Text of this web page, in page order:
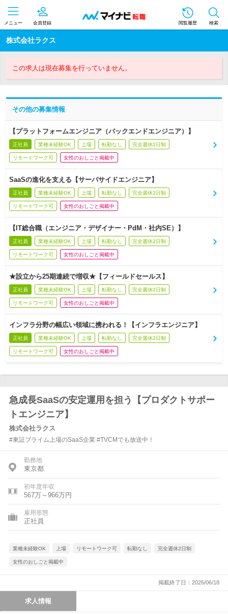
メニュー 会員登録 閲覧履歴 検索
株式会社ラクス
この求人は現在募集を行っていません。
その他の募集情報
【プラットフォームエンジニア（バックエンドエンジニア）】
正社員 業種未経験OK 上場 転勤なし 完全週休2日制
リモートワーク可 女性のおしごと掲載中
SaaSの進化を支える【サーバサイドエンジニア】
正社員 業種未経験OK 上場 転勤なし 完全週休2日制
リモートワーク可 女性のおしごと掲載中
【IT総合職（エンジニア・デザイナー・PdM・社内SE）】
正社員 業種未経験OK 上場 転勤なし 完全週休2日制
リモートワーク可 女性のおしごと掲載中
★設立から25期連続で増収★【フィールドセールス】
正社員 業種未経験OK 上場 転勤なし 完全週休2日制
リモートワーク可 女性のおしごと掲載中
インフラ分野の幅広い領域に携われる！【インフラエンジニア】
正社員 業種未経験OK 上場 転勤なし 完全週休2日制
リモートワーク可 女性のおしごと掲載中
急成長SaaSの安定運用を担う【プロダクトサポー
トエンジニア】
株式会社ラクス
#東証プライム上場のSaaS企業 #TVCMでも放送中！
勤務地
東京都
初年度年収
567万～966万円
雇用形態
正社員
業種未経験OK 上場 リモートワーク可 転勤なし 完全週休2日制
女性のおしごと掲載中
掲載終了日：2026/06/18
求人情報